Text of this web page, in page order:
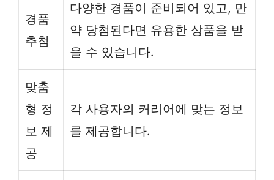
경품
추첨
다양한 경품이 준비되어 있고, 만
약 당첨된다면 유용한 상품을 받
을 수 있습니다.
맞춤
형 정
보 제
공
각 사용자의 커리어에 맞는 정보
를 제공합니다.